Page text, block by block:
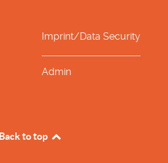
Imprint/Data Security
Admin
Back to top